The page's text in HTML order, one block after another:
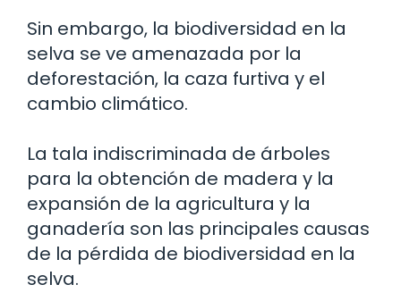
Sin embargo, la biodiversidad en la
selva se ve amenazada por la
deforestación, la caza furtiva y el
cambio climático.
La tala indiscriminada de árboles
para la obtención de madera y la
expansión de la agricultura y la
ganadería son las principales causas
de la pérdida de biodiversidad en la
selva.